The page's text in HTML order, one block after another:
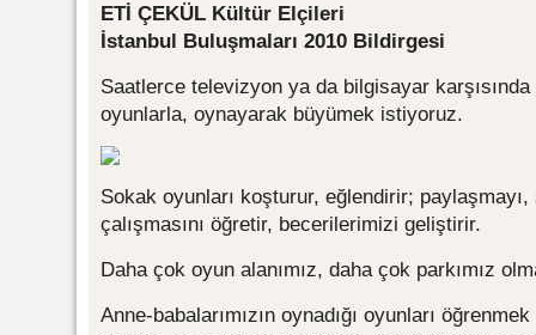
ETİ ÇEKÜL Kültür Elçileri
İstanbul Buluşmaları 2010 Bildirgesi
Saatlerce televizyon ya da bilgisayar
oyunlarla, oynayarak büyümek istiyoruz.
Sokak oyunları koşturur, eğlendirir;
çalışmasını öğretir, becerilerimizi geliştirir.
Daha çok oyun alanımız, daha çok parkımız
Anne-babalarımızın oynadığı oyunları